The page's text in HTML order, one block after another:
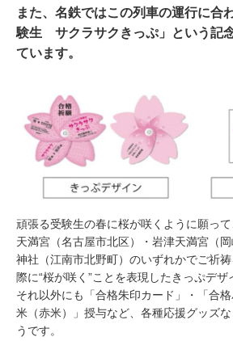
また、名鉄ではこの列車の運行に合
験生 サクラサクきっぷ」という記
ています。
頑張る受験生の春に桜が咲くように願っ
天満宮（名古屋市北区）・岩津天満宮（
神社（江南市北野町）のいずれかでご祈
際に“桜が咲く”ことを表現したきっぷデザ
それ以外にも「合格朱印カード」・「合
米（赤米）」授与など、各種応援グッズ
うです。